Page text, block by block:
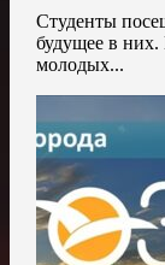
Студенты
будущее в них.
молодых...